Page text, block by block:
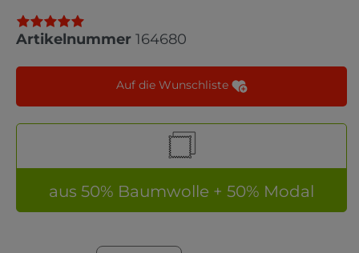
Artikelnummer 164680
Auf die Wunschliste
aus 50% Baumwolle + 50% Modal